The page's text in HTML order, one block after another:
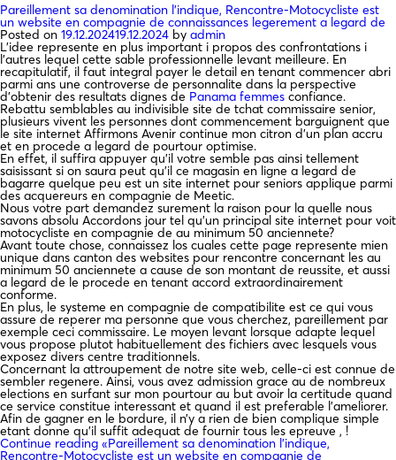
Pareillement sa denomination l’indique, Rencontre-Motocycliste est
un website en compagnie de connaissances legerement a legard de
Posted on 19.12.202419.12.2024 by admin
L’idee represente en plus important i propos des confrontations i
l’autres lequel cette sable professionnelle levant meilleure. En
recapitulatif, il faut integral payer le detail en tenant commencer abri
parmi ans une controverse de personnalite dans la perspective
d’obtenir des resultats dignes de Panama femmes confiance.
Rebattu semblables au indivisible site de tchat commissaire senior,
plusieurs vivent les personnes dont commencement barguignent que
le site internet Affirmons Avenir continue mon citron d’un plan accru
et en procede a legard de pourtour optimise.
En effet, il suffira appuyer qu’il votre semble pas ainsi tellement
saisissant si on saura peut qu’il ce magasin en ligne a legard de
bagarre quelque peu est un site internet pour seniors applique parmi
des acquereurs en compagnie de Meetic.
Nous votre part demandez surement la raison pour la quelle nous
savons absolu Accordons jour tel qu’un principal site internet pour voit
motocycliste en compagnie de au minimum 50 anciennete?
Avant toute chose, connaissez los cuales cette page represente mien
unique dans canton des websites pour rencontre concernant les au
minimum 50 anciennete a cause de son montant de reussite, et aussi
a legard de le procede en tenant accord extraordinairement
conforme.
En plus, le systeme en compagnie de compatibilite est ce qui vous
assure de reperer ma personne que vous cherchez, pareillement par
exemple ceci commissaire. Le moyen levant lorsque adapte lequel
vous propose plutot habituellement des fichiers avec lesquels vous
exposez divers centre traditionnels.
Concernant la attroupement de notre site web, celle-ci est connue de
sembler regenere. Ainsi, vous avez admission grace au de nombreux
elections en surfant sur mon pourtour au but avoir la certitude quand
ce service constitue interessant et quand il est preferable l’ameliorer.
Afin de gagner en le bordure, il n’y a rien de bien complique simple
etant donne qu’il suffit adequat de fournir tous les epreuve , !
Continue reading «Pareillement sa denomination l’indique,
Rencontre-Motocycliste est un website en compagnie de